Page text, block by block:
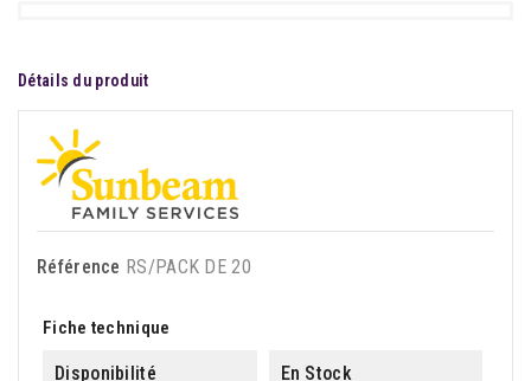
Détails du produit
Référence RS/PACK DE 20
Fiche technique
Disponibilité En Stock